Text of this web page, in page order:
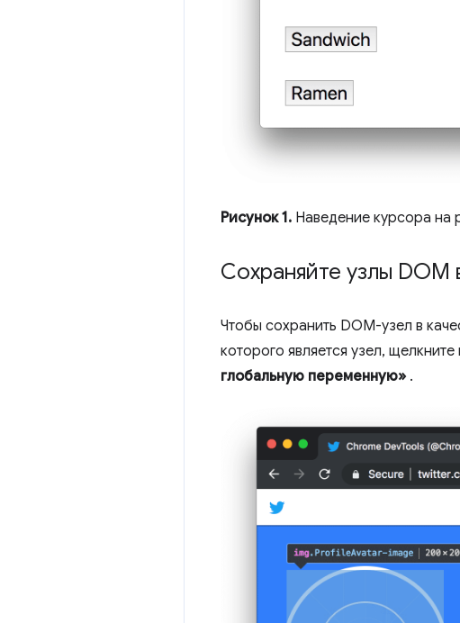
Рисунок 1. Наведение курсора на
Сохраняйте узлы DOM
Чтобы сохранить DOM-узел в
которого является узел,
глобальную переменную» .